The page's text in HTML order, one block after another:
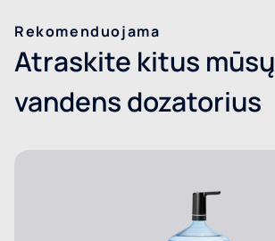
Rekomenduojama
Atraskite kitus mūsų
vandens dozatorius